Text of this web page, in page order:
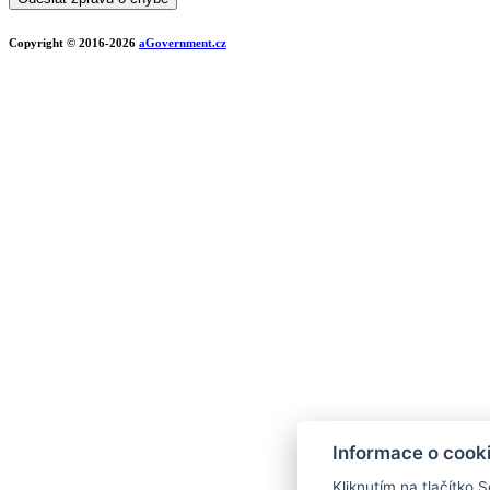
Copyright © 2016-2026 aGovernment.cz
Informace o